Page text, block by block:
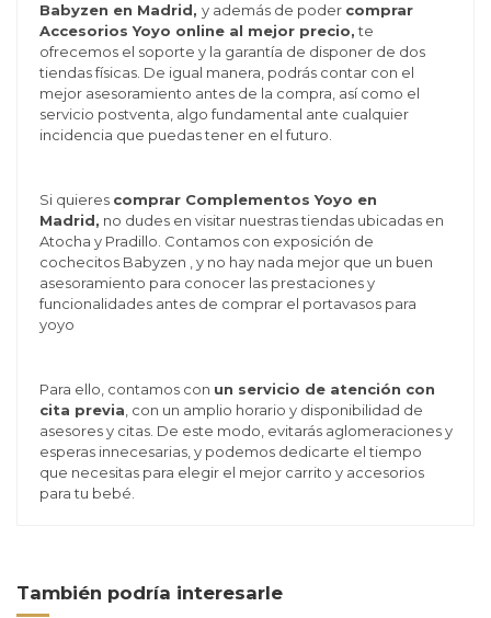
Babyzen en Madrid, y además de poder comprar
Accesorios Yoyo online al mejor precio,te
ofrecemos el soporte y la garantía de disponer de dos
tiendas físicas. De igual manera, podrás contar con el
mejor asesoramiento antes de la compra, así como el
servicio postventa, algo fundamental ante cualquier
incidencia que puedas tener en el futuro.
Si quieres comprar Complementos Yoyo en
Madrid, no dudes en visitar nuestras tiendas ubicadas en
Atocha y Pradillo. Contamos con exposición de
cochecitos Babyzen , y no hay nada mejor que un buen
asesoramiento para conocer las prestaciones y
funcionalidades antes de comprar el portavasos para
yoyo
Para ello, contamos con un servicio de atención con
cita previa , con un amplio horario y disponibilidad de
asesores y citas. De este modo, evitarás aglomeraciones y
esperas innecesarias, y podemos dedicarte el tiempo
que necesitas para elegir el mejor carrito y accesorios
para tu bebé.
También podría interesarle